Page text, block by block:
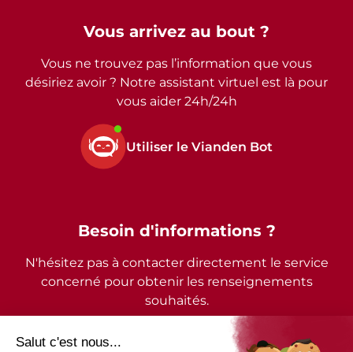
Vous arrivez au bout ?
Vous ne trouvez pas l’information que vous
désiriez avoir ? Notre assistant virtuel est là pour
vous aider 24h/24h
Utiliser le Vianden Bot
Besoin d'informations ?
N'hésitez pas à contacter directement le service
concerné pour obtenir les renseignements
souhaités.